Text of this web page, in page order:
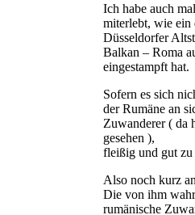
Ich habe auch
miterlebt, wie ein
Düsseldorfer
Balkan – Roma
eingestampft hat.
Sofern es sich
der Rumäne an
Zuwanderer ( da
gesehen ),
fleißig und gut zu
Also noch kurz
Die von ihm
rumänische